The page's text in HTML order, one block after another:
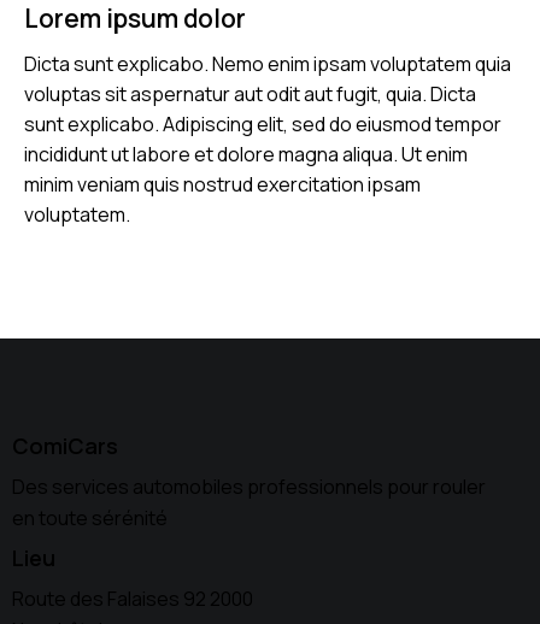
Lorem ipsum dolor
Dicta sunt explicabo. Nemo enim ipsam voluptatem quia
voluptas sit aspernatur aut odit aut fugit, quia. Dicta
sunt explicabo. Adipiscing elit, sed do eiusmod tempor
incididunt ut labore et dolore magna aliqua. Ut enim
minim veniam quis nostrud exercitation ipsam
voluptatem.
ComiCars
Des services automobiles professionnels pour rouler
en toute sérénité
Lieu
Route des Falaises 92 2000